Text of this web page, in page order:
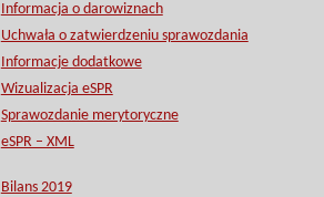
Informacja o darowiznach
Uchwała o zatwierdzeniu sprawozdania
Informacje dodatkowe
Wizualizacja eSPR
Sprawozdanie merytoryczne
eSPR – XML
Bilans 2019